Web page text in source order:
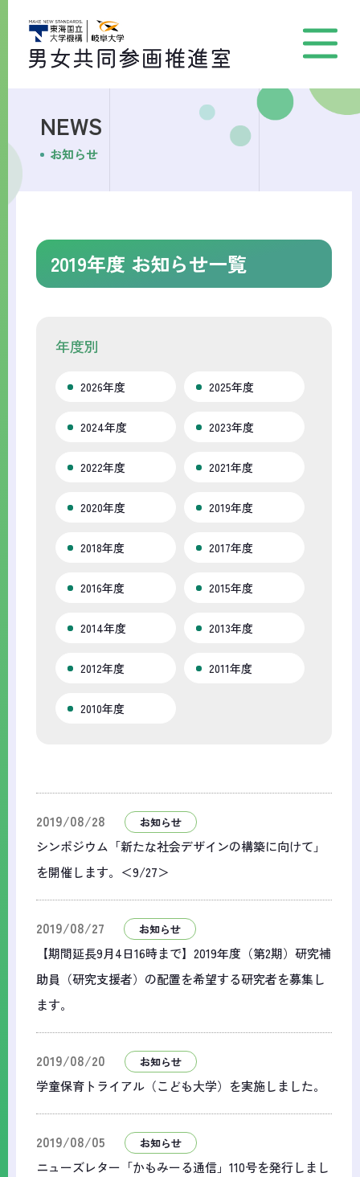
NEWS
お知らせ
2019年度 お知らせ一覧
年度別
2026年度 2025年度
2024年度 2023年度
2022年度 2021年度
2020年度 2019年度
2018年度 2017年度
2016年度 2015年度
2014年度 2013年度
2012年度 2011年度
2010年度
2019/08/28 お知らせ
シンポジウム「新たな社会デザインの構築に向けて」
を開催します。＜9/27＞
2019/08/27 お知らせ
【期間延長9月4日16時まで】2019年度（第2期）研究補
助員（研究支援者）の配置を希望する研究者を募集し
ます。
2019/08/20 お知らせ
学童保育トライアル（こども大学）を実施しました。
2019/08/05 お知らせ
ニューズレター「かもみーる通信」110号を発行しまし